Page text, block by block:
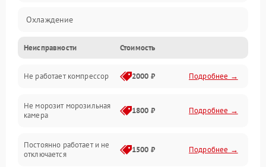
Охлаждение
Механика
Электропитание
Дренаж
Неисправности Стоимость
Не работает компрессор 2000 ₽ Подробнее →
Не морозит морозильная
камера
1800 ₽ Подробнее →
Постоянно работает и не
отключается
1500 ₽ Подробнее →